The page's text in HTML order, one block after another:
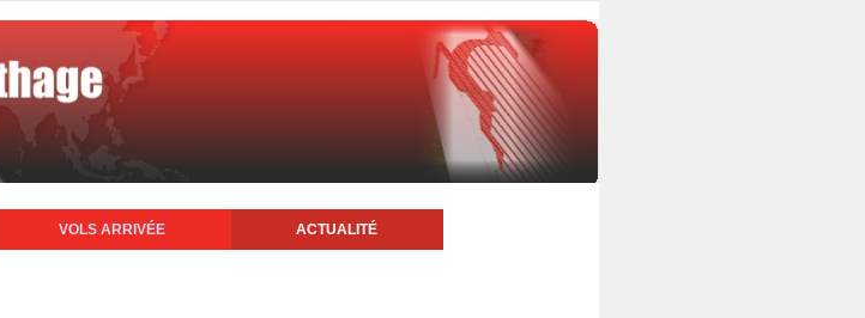
VOLS ARRIVÉE ACTUALITÉ